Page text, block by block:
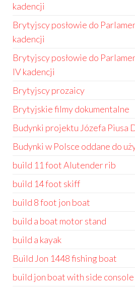
kadencji
Brytyjscy posłowie do
kadencji
Brytyjscy posłowie do
IV kadencji
Brytyjscy prozaicy
Brytyjskie filmy dokumentalne
Budynki projektu Józefa Piusa
Budynki w Polsce oddane do
build 11 foot Alutender rib
build 14 foot skiff
build 8 foot jon boat
build a boat motor stand
build a kayak
Build Jon 1448 fishing boat
build jon boat with side console